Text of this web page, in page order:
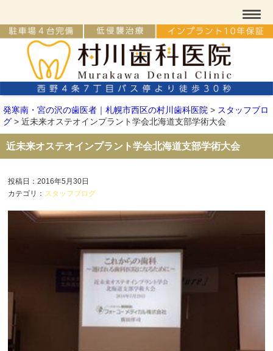
発寒南・宮の沢の歯医者｜札幌市西区の村川歯科医院 > スタッフブロ
グ > 近未来オステオインプラント学会北海道支部学術大会
近未来オステオインプラント学会北海道支部学術大会
投稿日：2016年5月30日
カテゴリ： スタッフブログ